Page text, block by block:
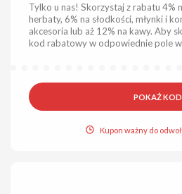
Tylko u nas! Skorzystaj z rabatu 4%
herbaty, 6% na słodkości, młynki i
akcesoria lub aż 12% na kawy. Aby
kod rabatowy w odpowiednie pole
POKAŻ KOD
Kupon ważny do